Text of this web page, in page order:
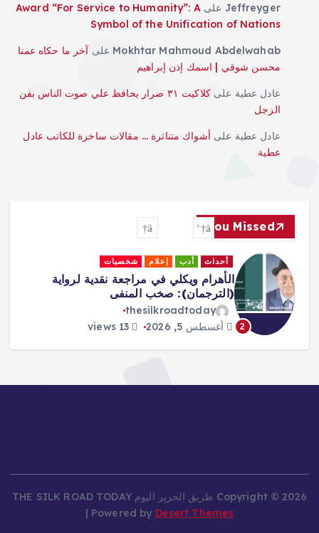
Jeffreyger علىAward “For Service to Humanity”: A
Symbol of the Unification of Nations
Mokhtar Mahmoud Abdelwahab على آخر ما حكاه عمنا
محسن شوقي | اسمك إذن إبراهيم
عادل عطية على
كلاكيت ٣١ ضرار يحافظ علي صوت الناس بفن
الزجل
عادل عطية على أشواك متناثرة … مقالات ساخرة للكاتب عادل
عطية
You Missed
2
أحداث أدب إعلام شخصيات
الأهرام ويكلي في مراجعة نقدية لرواية
(الترجمان): صخب المنفى
thesilkroadtoday
أغسطس 5, 2026
Copyright © 2026 طريق الحرير اليوم THE SILK ROAD TODAY
| Powered by Desert Themes